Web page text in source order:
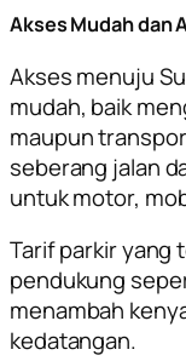
Akses Mudah dan
Akses menuju
mudah, baik
maupun
seberang jalan
untuk motor,
Tarif parkir yang
pendukung
menambah
kedatangan.